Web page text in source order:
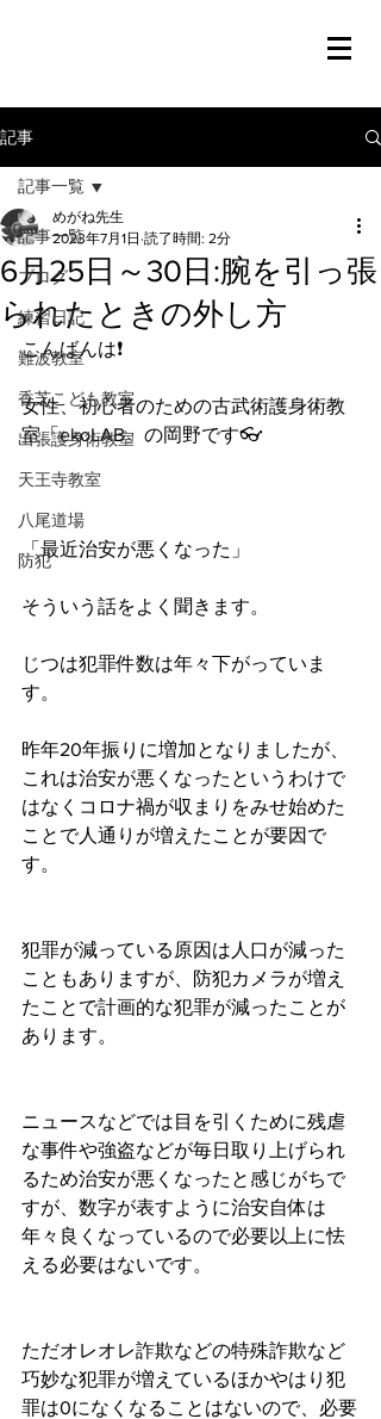
記事
記事一覧
ブログ
練習日記
難波教室
香芝こども教室
出張護身術教室
天王寺教室
八尾道場
防犯
記事一覧
6月25日～30日:腕を引っ張
られたときの外し方
めがね先生
2023年7月1日 読了時間: 2分
こんばんは❗️
女性、初心者のための古武術護身術教
室「ekoLAB」の岡野です👓
「最近治安が悪くなった」
そういう話をよく聞きます。
じつは犯罪件数は年々下がっていま
す。
昨年20年振りに増加となりましたが、
これは治安が悪くなったというわけで
はなくコロナ禍が収まりをみせ始めた
ことで人通りが増えたことが要因で
す。
犯罪が減っている原因は人口が減った
こともありますが、防犯カメラが増え
たことで計画的な犯罪が減ったことが
あります。
ニュースなどでは目を引くために残虐
な事件や強盗などが毎日取り上げられ
るため治安が悪くなったと感じがちで
すが、数字が表すように治安自体は
年々良くなっているので必要以上に怯
える必要はないです。
ただオレオレ詐欺などの特殊詐欺など
巧妙な犯罪が増えているほかやはり犯
罪は0になくなることはないので、必要